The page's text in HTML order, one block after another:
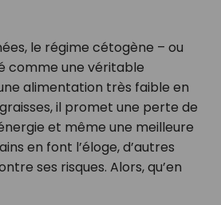
le régime cétogène – ou
comme une véritable
alimentation très faible en
il promet une perte de
et même une meilleure
en font l’éloge, d’autres
ses risques. Alors, qu’en